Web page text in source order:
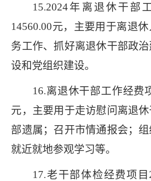
15.2024年离退休干部
14560.00元，主要用于离退
务工作、抓好离退休干部政
设和党组织建设。
16.离退休干部工作经费
元，主要用于走访慰问离退
部遗属 ；召开市情通报会；
就近就地参观学习等。
17.老干部体检经费项目